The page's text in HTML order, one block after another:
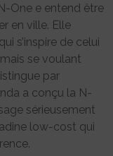
One e entend être
en ville. Elle
s’inspire de celui
se voulant
par
a conçu la N-
sérieusement
low-cost qui